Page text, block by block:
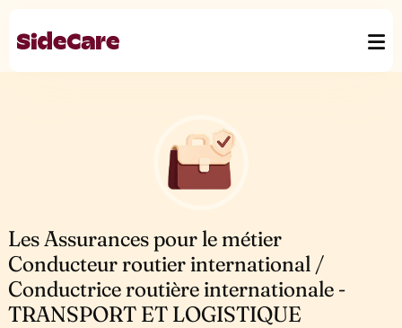
Les Assurances pour le métier
Conducteur routier international /
Conductrice routière internationale -
TRANSPORT ET LOGISTIQUE